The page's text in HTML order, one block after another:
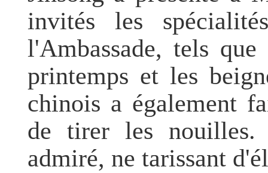
invités les
l'Ambassade, tels
printemps et les
chinois a également
de tirer les nouilles.
admiré, ne tarissant